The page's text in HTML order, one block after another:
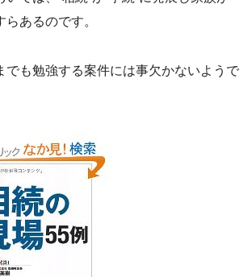
あるのです。
でも勉強する案件には事欠かないようで